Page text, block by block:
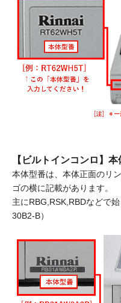
【ビルトインコンロ】
本体型番は、本体正面のリ
ゴの横に記載があります。
主にRBG,RSK,RBDなどで
30B2-B）